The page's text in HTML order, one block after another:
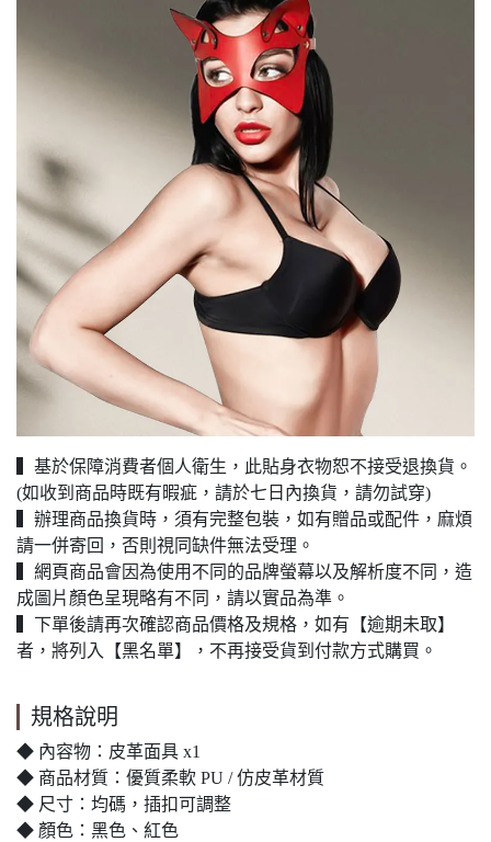
▍基於保障消費者個人衛生，此貼身衣物恕不接受退換貨。
(如收到商品時既有暇疵，請於七日內換貨，請勿試穿)
▍辦理商品換貨時，須有完整包裝，如有贈品或配件，麻煩
請一併寄回，否則視同缺件無法受理。
▍網頁商品會因為使用不同的品牌螢幕以及解析度不同，造
成圖片顏色呈現略有不同，請以實品為準。
▍下單後請再次確認商品價格及規格，如有【逾期未取】
者，將列入【黑名單】，不再接受貨到付款方式購買。
規格說明
◆ 內容物：皮革面具 x1
◆ 商品材質：優質柔軟 PU / 仿皮革材質
◆ 尺寸：均碼，插扣可調整
◆ 顏色：黑色、紅色